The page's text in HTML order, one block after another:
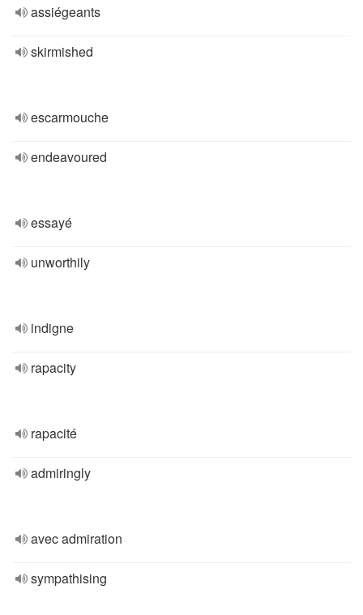
assiégeants
skirmished
escarmouche
endeavoured
essayé
unworthily
indigne
rapacity
rapacité
admiringly
avec admiration
sympathising